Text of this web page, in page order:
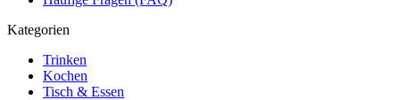
Kategorien
Trinken
Kochen
Tisch & Essen